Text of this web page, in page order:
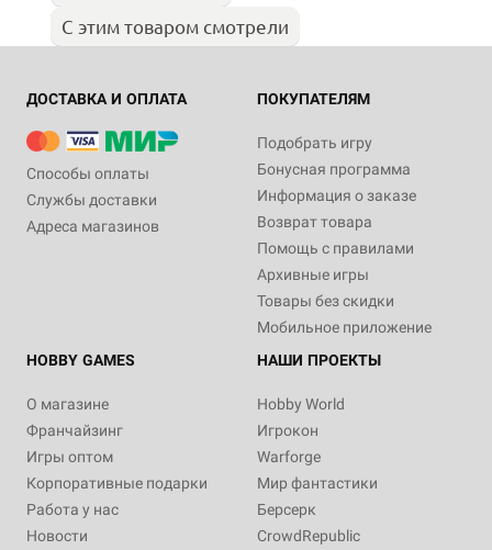
С этим товаром смотрели
ДОСТАВКА И ОПЛАТА
Способы оплаты
Службы доставки
Адреса магазинов
ПОКУПАТЕЛЯМ
Подобрать игру
Бонусная программа
Информация о заказе
Возврат товара
Помощь с правилами
Архивные игры
Товары без скидки
Мобильное приложение
HOBBY GAMES
О магазине
Франчайзинг
Игры оптом
Корпоративные подарки
Работа у нас
Новости
НАШИ ПРОЕКТЫ
Hobby World
Игрокон
Warforge
Мир фантастики
Берсерк
CrowdRepublic